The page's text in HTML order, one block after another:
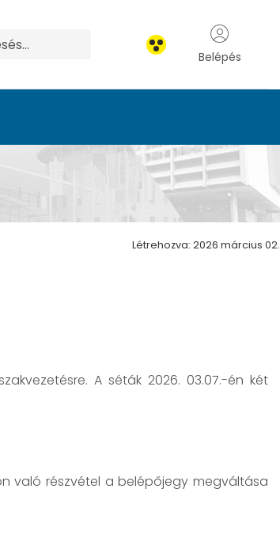
Belépés
Létrehozva: 2026 március 02.
A séták 2026. 03.07.-én két
való részvétel a belépőjegy megváltása